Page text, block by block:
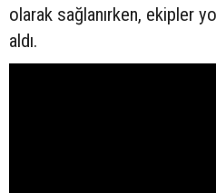
olarak sağlanırken, ekipler
aldı.